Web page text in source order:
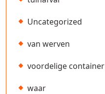
Uncategorized
van werven
voordelige container
waar